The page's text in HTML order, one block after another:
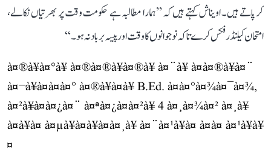
کر پاتے ہیں۔ اویناش کہتے ہیں کہ ’’ہمارا مطالبہ ہے حکومت وقت پر بھرتیاں نکالے،
امتحان کیلنڈر فکس کرے تاکہ نوجوانوں کا وقت اور پیسہ برباد نہ ہو۔‘‘
à¤®à¥à¤°à¥ à¤®à¤®à¥à¤®à¥ à¤¨à¥ à¤à¤®à¥à¤¨
à¤¬à¥à¤à¤à¤° à¤®à¥à¤à¥ B.Ed. à¤à¤°à¤¾à¤¯à¤¾,
à¤²à¥à¤à¤¿à¤¨ à¤ªà¤¿à¤à¤²à¥ 4 à¤¸à¤¾à¤² à¤¸à¥
à¤à¥à¤ à¤µà¥à¤à¥à¤à¤¸à¥ à¤¨à¤¹à¥à¤ à¤à¤ à¤¹à¥à¥
¤